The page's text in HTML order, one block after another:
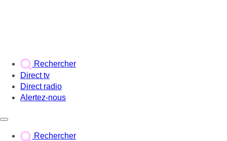
Rechercher
Direct tv
Direct radio
Alertez-nous
Rechercher